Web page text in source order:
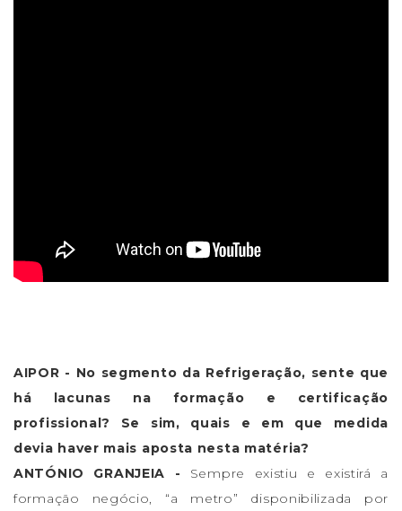
AIPOR - No segmento da Refrigeração, sente que
há lacunas na formação e certificação
profissional? Se sim, quais e em que medida
devia haver mais aposta nesta matéria?
ANTÓNIO GRANJEIA - Sempre existiu e existirá a
formação negócio, “a metro” disponibilizada por